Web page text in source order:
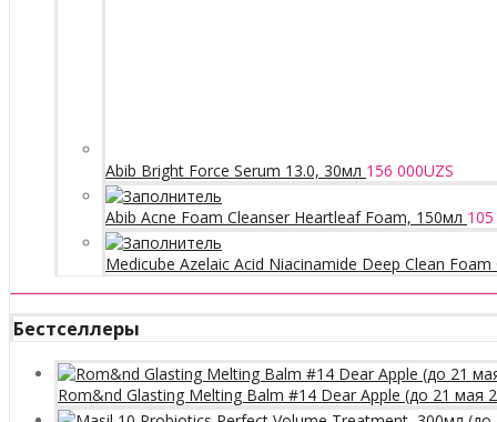
Abib Bright Force Serum 13.0, 30мл 156 000UZS
Abib Acne Foam Cleanser Heartleaf Foam, 150мл
Medicube Azelaic Acid Niacinamide Deep Clean Foam
Бестселлеры
Rom&nd Glasting Melting Balm #14 Dear Apple (до 21 мая